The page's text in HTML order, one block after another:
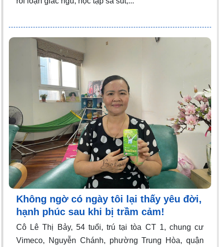
Không ngờ có ngày tôi lại thấy yêu đời,
hạnh phúc sau khi bị trầm cảm!
Cô Lê Thị Bảy, 54 tuổi, trú tại tòa CT 1, chung cư
Vimeco, Nguyễn Chánh, phường Trung Hòa, quận